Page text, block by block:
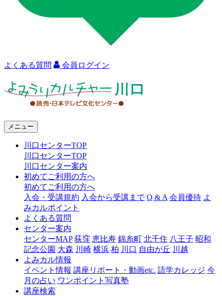
よくある質問 会員ログイン
ャ
口
メニュー
川口センターTOP
川口センターTOP
川口センター案内
初めてご利用の方へ
初めてご利用の方へ
入会・受講規約 入会から受講まで Q & A 会員優待 よ
みカルポイント
よくある質問
センター案内
センターMAP 荻窪 恵比寿 錦糸町 北千住 八王子 昭和
記念公園 大森 川崎 横浜 柏 川口 自由が丘 川越
よみカル情報
イベント情報 講座リポート・動画etc. 語学カレッジ 今
月の占い ワンポイント写真塾
講座検索